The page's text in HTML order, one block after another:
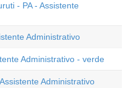
- PA - Assistente
Administrativo
Administrativo - verde
Administrativo